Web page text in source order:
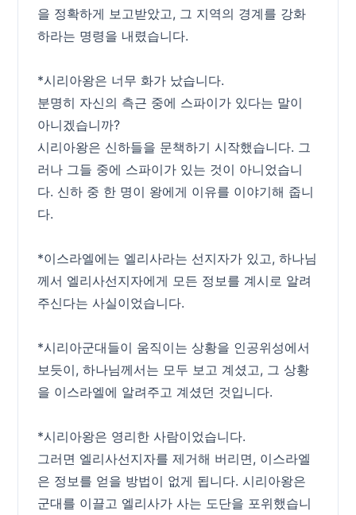
을 정확하게 보고받았고, 그 지역의 경계를 강화
하라는 명령을 내렸습니다.
*시리아왕은 너무 화가 났습니다.
분명히 자신의 측근 중에 스파이가 있다는 말이
아니겠습니까?
시리아왕은 신하들을 문책하기 시작했습니다. 그
러나 그들 중에 스파이가 있는 것이 아니었습니
다. 신하 중 한 명이 왕에게 이유를 이야기해 줍니
다.
*이스라엘에는 엘리사라는 선지자가 있고, 하나님
께서 엘리사선지자에게 모든 정보를 계시로 알려
주신다는 사실이었습니다.
*시리아군대들이 움직이는 상황을 인공위성에서
보듯이, 하나님께서는 모두 보고 계셨고, 그 상황
을 이스라엘에 알려주고 계셨던 것입니다.
*시리아왕은 영리한 사람이었습니다.
그러면 엘리사선지자를 제거해 버리면, 이스라엘
은 정보를 얻을 방법이 없게 됩니다. 시리아왕은
군대를 이끌고 엘리사가 사는 도단을 포위했습니